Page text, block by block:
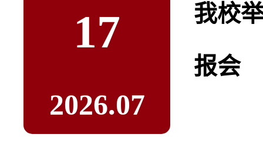
17
2026.07
我校
报会